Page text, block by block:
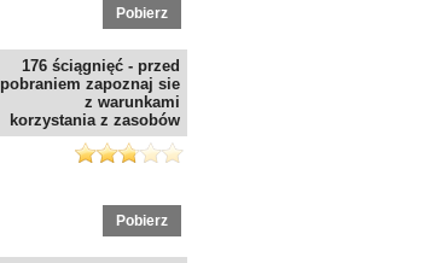
Pobierz
176 ściągnięć - przed
pobraniem zapoznaj sie
z warunkami
korzystania z zasobów
Pobierz